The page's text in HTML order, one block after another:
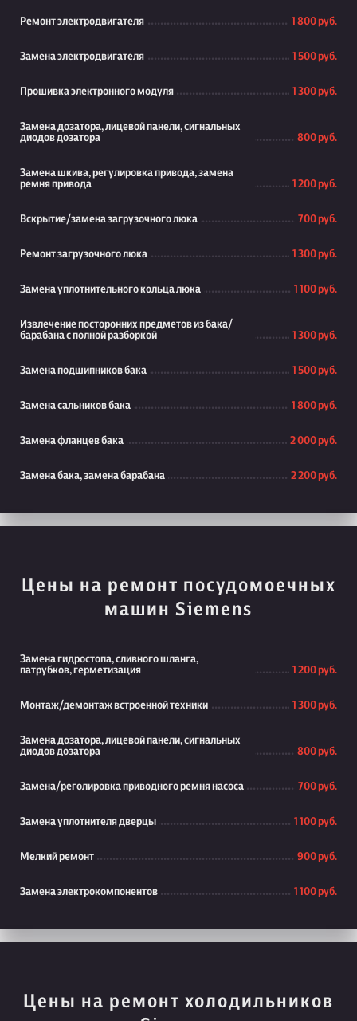
Ремонт электродвигателя 1 800 руб.
Замена электродвигателя 1 500 руб.
Прошивка электронного модуля 1 300 руб.
Замена дозатора, лицевой панели, сигнальных
диодов дозатора
800 руб.
Замена шкива, регулировка привода, замена
ремня привода
1 200 руб.
Вскрытие/замена загрузочного люка 700 руб.
Ремонт загрузочного люка 1 300 руб.
Замена уплотнительного кольца люка 1 100 руб.
Извлечение посторонних предметов из бака/
барабана с полной разборкой
1 300 руб.
Замена подшипников бака 1 500 руб.
Замена сальников бака 1 800 руб.
Замена фланцев бака 2 000 руб.
Замена бака, замена барабана 2 200 руб.
Цены на ремонт посудомоечных
машин Siemens
Замена гидростопа, сливного шланга,
патрубков, герметизация
1 200 руб.
Монтаж/демонтаж встроенной техники 1 300 руб.
Замена дозатора, лицевой панели, сигнальных
диодов дозатора
800 руб.
Замена/реголировка приводного ремня насоса 700 руб.
Замена уплотнителя дверцы 1 100 руб.
Мелкий ремонт 900 руб.
Замена электрокомпонентов 1 100 руб.
Цены на ремонт холодильников